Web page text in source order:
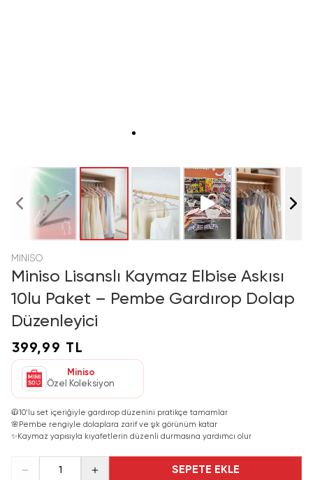
MINISO
Miniso Lisanslı Kaymaz Elbise Askısı
10lu Paket – Pembe Gardırop Dolap
Düzenleyici
399,99 TL
Miniso
Özel Koleksiyon
🧥10’lu set içeriğiyle gardırop düzenini pratikçe tamamlar
🌸 Pembe rengiyle dolaplara zarif ve şık görünüm katar
✨ Kaymaz yapısıyla kıyafetlerin düzenli durmasına yardımcı olur
1 SEPETE EKLE